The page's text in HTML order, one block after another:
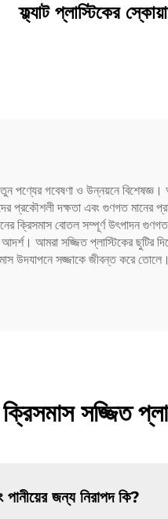
ফ্ল্যাট প্লাস্টিকের
পণ্যের গবেষণা ও উন্নয়নে
প্রকৌশলী দক্ষতা এবং গুণগত মানের
ক্রিসমাস বোতল সম্পূর্ণ উৎপাদন
আমরা সজ্জিত প্লাস্টিকের ছুটির
উদযাপনে সজ্জাকে জীবন্ত করে তোলে।
সজ্জিত
জন্য নিরাপদ কি?